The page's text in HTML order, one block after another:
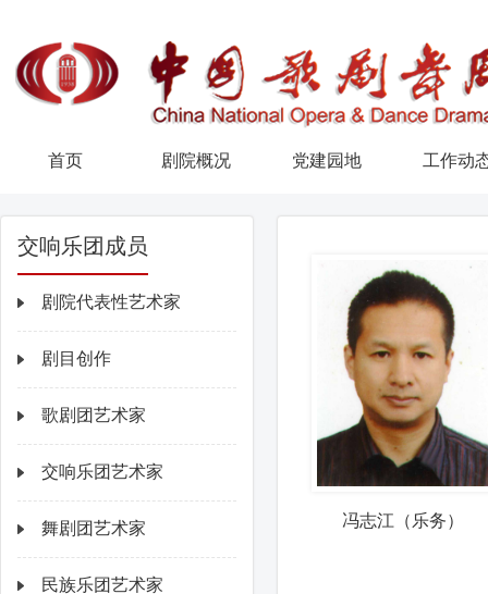
首页 剧院概况 党建园地 工作动
交响乐团成员
剧院代表性艺术家
剧目创作
歌剧团艺术家
交响乐团艺术家
舞剧团艺术家
民族乐团艺术家
冯志江（乐务）